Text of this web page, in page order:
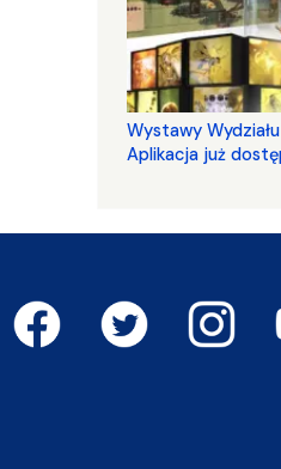
Wystawy
Aplikacja już